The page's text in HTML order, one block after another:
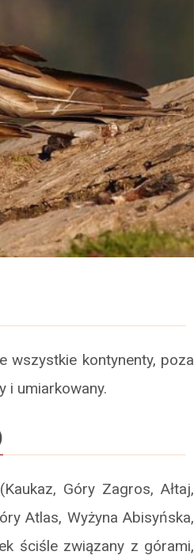
wszystkie kontynenty, poza
i umiarkowany.
Góry Zagros, Ałtaj,
Atlas, Wyżyna Abisyńska,
ściśle związany z górami,